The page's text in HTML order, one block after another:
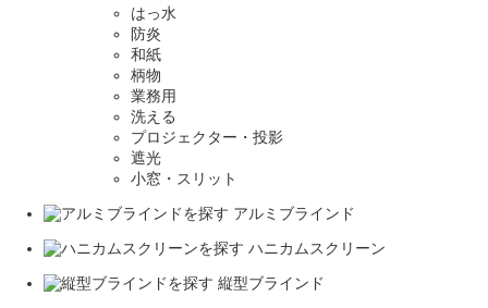
はっ水
防炎
和紙
柄物
業務用
洗える
プロジェクター・投影
遮光
小窓・スリット
アルミブラインド
ハニカムスクリーン
縦型ブラインド